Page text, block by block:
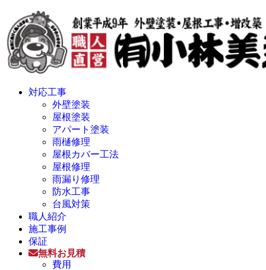
対応工事
外壁塗装
屋根塗装
アパート塗装
雨樋修理
屋根カバー工法
屋根修理
雨漏り修理
防水工事
台風対策
職人紹介
施工事例
保証
無料お見積
費用